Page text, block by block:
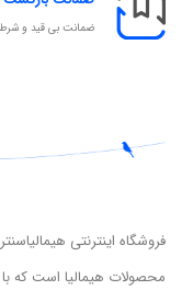
ضمانت بی قید و شرط
فروشگاه اینترنتی
محصولات هیمالیا است که